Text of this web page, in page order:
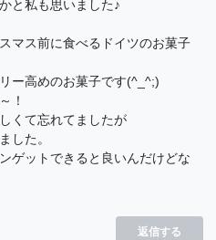
と私も思いました♪
マス前に食べるドイツのお菓子
ー高めのお菓子です(^_^;)
！
くて忘れてましたが
した。
ゲットできると良いんだけどな
返信する